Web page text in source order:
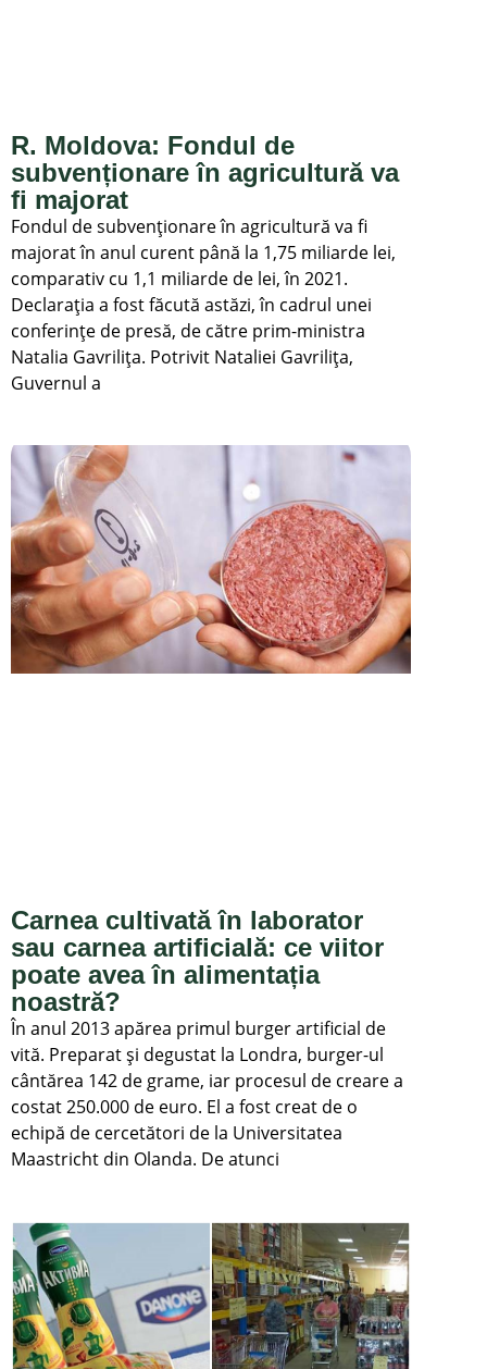
R. Moldova: Fondul de
subvenționare în agricultură va
fi majorat
Fondul de subvenționare în agricultură va fi
majorat în anul curent până la 1,75 miliarde lei,
comparativ cu 1,1 miliarde de lei, în 2021.
Declarația a fost făcută astăzi, în cadrul unei
conferințe de presă, de către prim-ministra
Natalia Gavrilița. Potrivit Nataliei Gavrilița,
Guvernul a
Carnea cultivată în laborator
sau carnea artificială: ce viitor
poate avea în alimentația
noastră?
În anul 2013 apărea primul burger artificial de
vită. Preparat şi degustat la Londra, burger-ul
cântărea 142 de grame, iar procesul de creare a
costat 250.000 de euro. El a fost creat de o
echipă de cercetători de la Universitatea
Maastricht din Olanda. De atunci